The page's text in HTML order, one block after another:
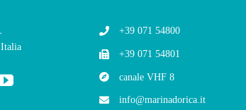
+39 071 54800
+39 071 54801
canale VHF 8
info@marinadorica.it